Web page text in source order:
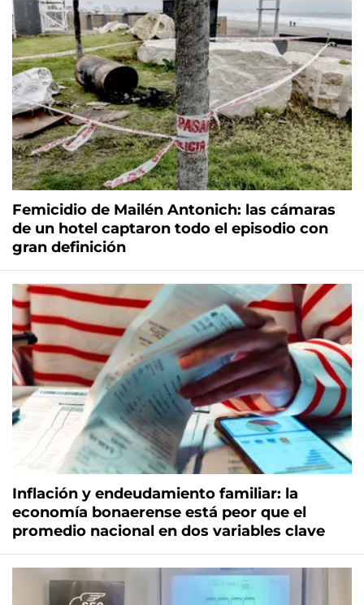
Femicidio de Mailén Antonich: las cámaras
de un hotel captaron todo el episodio con
gran definición
Inflación y endeudamiento familiar: la
economía bonaerense está peor que el
promedio nacional en dos variables clave